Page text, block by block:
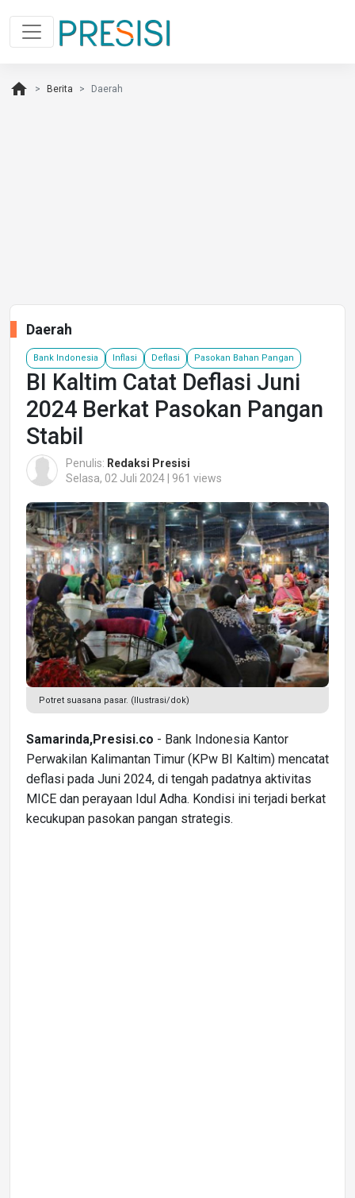
home Berita Daerah
Daerah
Bank Indonesia Inflasi Deflasi Pasokan Bahan Pangan
BI Kaltim Catat Deflasi Juni
2024 Berkat Pasokan Pangan
Stabil
Penulis: Redaksi Presisi
Selasa, 02 Juli 2024 | 961 views
Potret suasana pasar. (Ilustrasi/dok)
Samarinda,Presisi.co - Bank Indonesia Kantor
Perwakilan Kalimantan Timur (KPw BI Kaltim) mencatat
deflasi pada Juni 2024, di tengah padatnya aktivitas
MICE dan perayaan Idul Adha. Kondisi ini terjadi berkat
kecukupan pasokan pangan strategis.